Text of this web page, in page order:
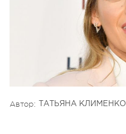
Автор: ТАТЬЯНА КЛИМЕНКО